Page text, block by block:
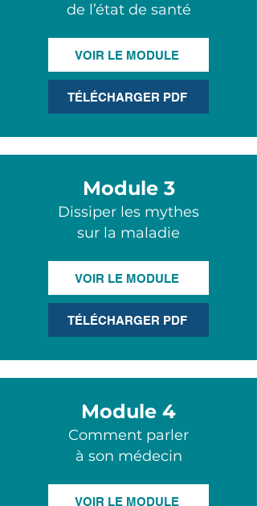
de l’état de santé
VOIR LE MODULE
TÉLÉCHARGER PDF
Module 3
Dissiper les mythes
sur la maladie
VOIR LE MODULE
TÉLÉCHARGER PDF
Module 4
Comment parler
à son médecin
VOIR LE MODULE